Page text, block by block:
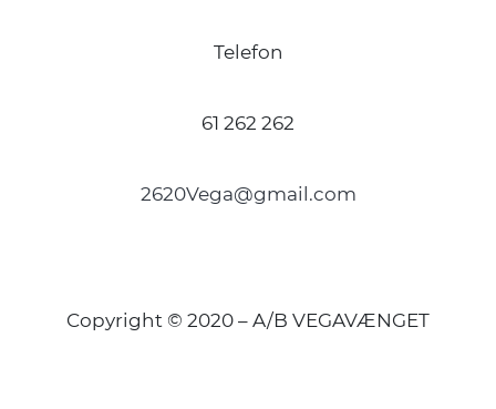
Telefon
61 262 262
2620Vega@gmail.com
Copyright © 2020 – A/B VEGAVÆNGET